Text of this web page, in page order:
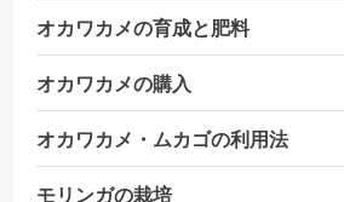
オカワカメの育成と肥料
オカワカメの購入
オカワカメ・ムカゴの利用法
モリンガの栽培